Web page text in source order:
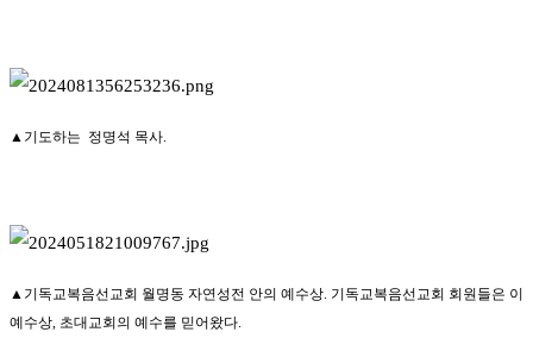
▲기도하는 정명석 목사.
▲기독교복음선교회 월명동 자연성전 안의 예수상. 기독교복음선교회 회원들은 이
예수상, 초대교회의 예수를 믿어왔다.